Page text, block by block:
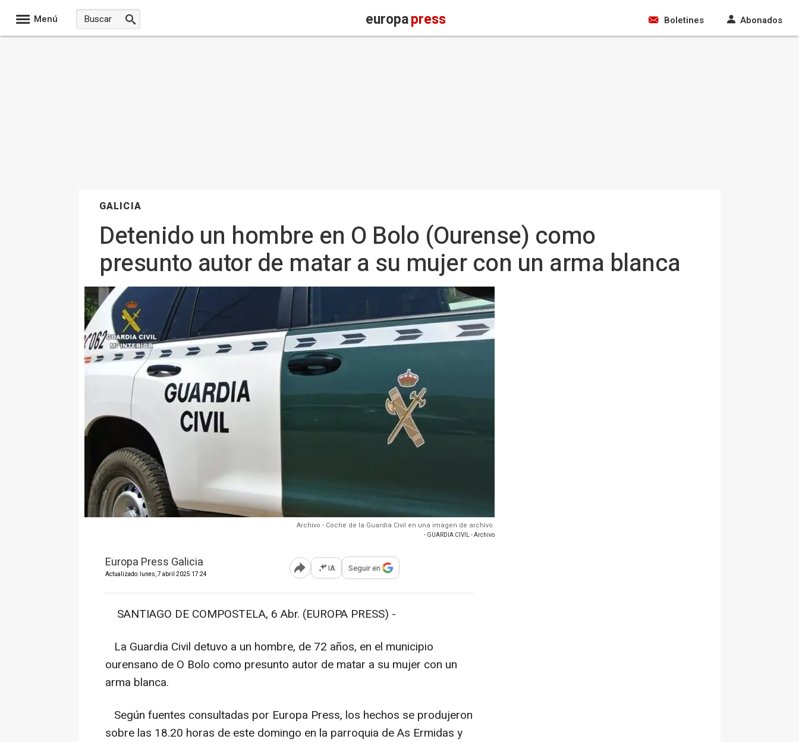
Menú europapress Boletines Abonados
GALICIA
Detenido un hombre en O Bolo (Ourense) como
presunto autor de matar a su mujer con un arma blanca
Archivo - Coche de la Guardia Civil en una imagen de archivo.
- GUARDIA CIVIL - Archivo
Europa Press Galicia
Actualizado: lunes, 7 abril 2025 17:24 Abrir opciones para compartir
IA Seguir en
SANTIAGO DE COMPOSTELA, 6 Abr. (EUROPA PRESS) -
La Guardia Civil detuvo a un hombre, de 72 años, en el municipio
ourensano de O Bolo como presunto autor de matar a su mujer con un
arma blanca.
Según fuentes consultadas por Europa Press, los hechos se produjeron
sobre las 18.20 horas de este domingo en la parroquia de As Ermidas y